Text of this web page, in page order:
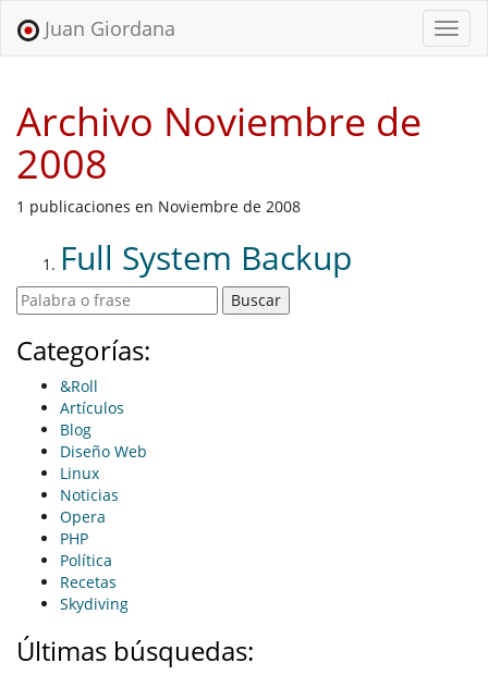
Menu
Juan Giordana
Archivo Noviembre de
2008
1 publicaciones en Noviembre de 2008
Full System Backup
Categorías:
&Roll
Artículos
Blog
Diseño Web
Linux
Noticias
Opera
PHP
Política
Recetas
Skydiving
Últimas búsquedas: